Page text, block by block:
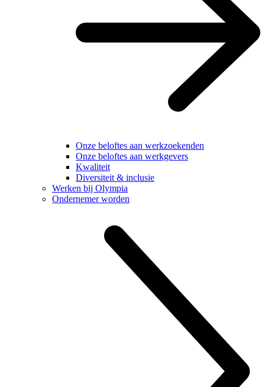
Onze beloftes aan werkzoekenden
Onze beloftes aan werkgevers
Kwaliteit
Diversiteit & inclusie
Werken bij Olympia
Ondernemer worden